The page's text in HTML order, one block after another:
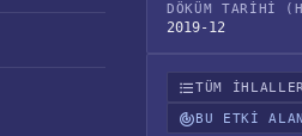
DÖKÜM TARIHI
2019-12
TÜM IHLALLER
BU ETKI